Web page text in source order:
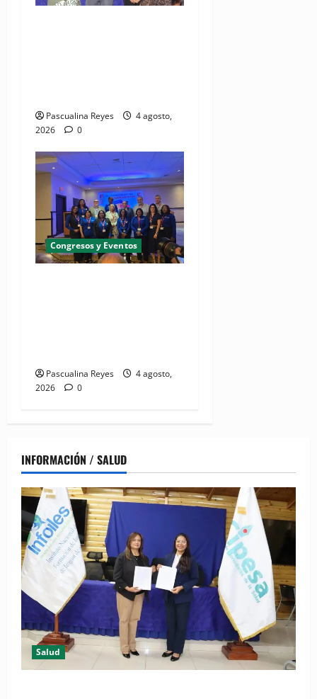
Pascualina Reyes
4 agosto,
2026
0
Congresos y Eventos
Pascualina Reyes
4 agosto,
2026
0
INFORMACIÓN / SALUD
Salud